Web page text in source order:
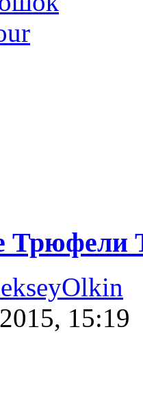
15:19